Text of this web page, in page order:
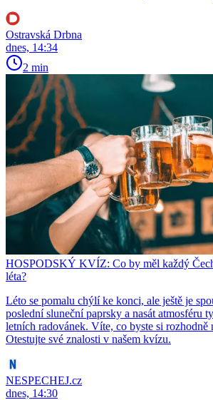
Ostravská Drbna
dnes, 14:34
2 min
HOSPODSKÝ KVÍZ: Co by měl každý
léta?
Léto se pomalu chýlí ke konci, ale ještě je
poslední sluneční paprsky a nasát atmosféru
letních radovánek. Víte, co byste si rozhodně
Otestujte své znalosti v našem kvízu.
NESPECHEJ.cz
dnes, 14:30